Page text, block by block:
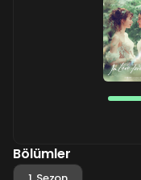
Bölümler